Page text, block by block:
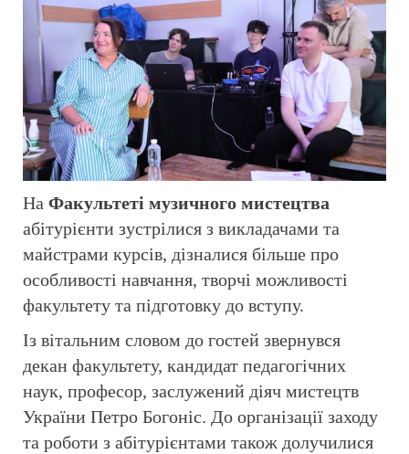
На Факультеті музичного мистецтва
абітурієнти зустрілися з викладачами та
майстрами курсів, дізналися більше про
особливості навчання, творчі можливості
факультету та підготовку до вступу.
Із вітальним словом до гостей звернувся
декан факультету, кандидат педагогічних
наук, професор, заслужений діяч мистецтв
України Петро Богоніс. До організації заходу
та роботи з абітурієнтами також долучилися